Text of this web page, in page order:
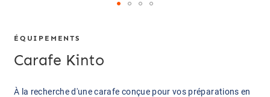
ÉQUIPEMENTS
Carafe Kinto
À la recherche d'une carafe conçue pour vos préparations en